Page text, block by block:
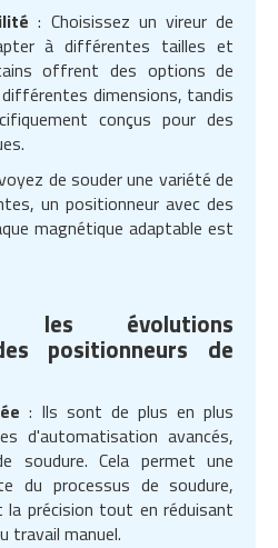
: Choisissez un vireur de
à différentes tailles et
offrent des options de
dimensions, tandis
conçus pour des
de souder une variété de
un positionneur avec des
magnétique adaptable est
les évolutions
positionneurs de
: Ils sont de plus en plus
d'automatisation avancés,
soudure. Cela permet une
du processus de soudure,
précision tout en réduisant
travail manuel.